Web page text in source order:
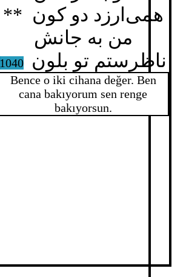
همی‌ارزد دو کون **
من به جانش
ناظرستم تو بلون
1040
Bence o iki cihana değer. Ben
cana bakıyorum sen renge
bakıyorsun.